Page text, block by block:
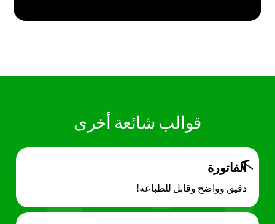
قوالب شائعة أخرى
الفاتورة
دقيق وواضح وقابل للطباعة!